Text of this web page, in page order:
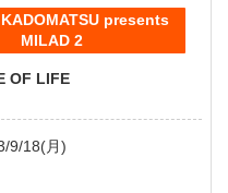
presents
MILAD 2
OF LIFE
9/18(月)